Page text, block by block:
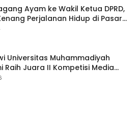
Ayam ke Wakil Ketua DPRD,
Perjalanan Hidup di Pasar
Universitas Muhammadiyah
Raih Juara II Kompetisi Media
Digital Tingkat Internasional